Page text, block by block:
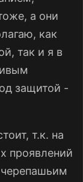
а они
как
так и я в
защитой -
т.к. на
проявлений
черепашьим